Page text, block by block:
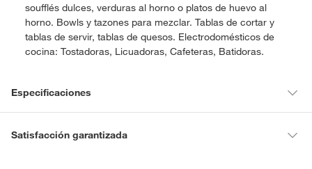
soufflés dulces, verduras al horno o platos de huevo al
horno. Bowls y tazones para mezclar. Tablas de cortar y
tablas de servir, tablas de quesos. Electrodomésticos de
cocina: Tostadoras, Licuadoras, Cafeteras, Batidoras.
Especificaciones
Condicion del
Satisfacción garantizada